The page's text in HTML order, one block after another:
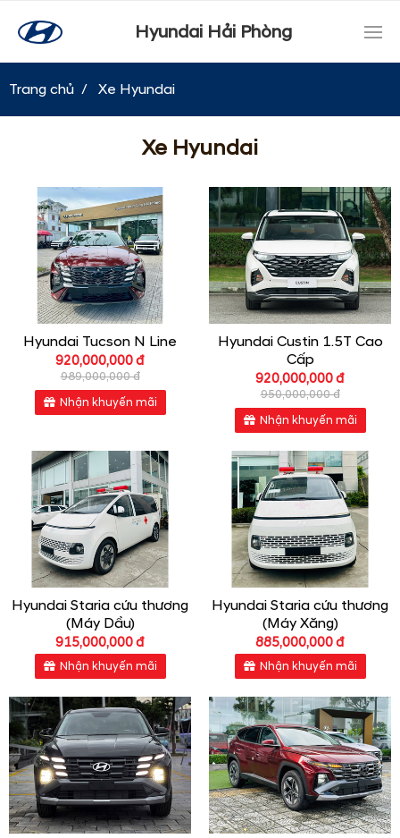
Hyundai Hải Phòng
Trang chủ Xe Hyundai
Xe Hyundai
Hyundai Tucson N Line
920,000,000 đ
989,000,000 đ
Nhận khuyến mãi
Hyundai Custin 1.5T Cao
Cấp
920,000,000 đ
950,000,000 đ
Nhận khuyến mãi
Hyundai Staria cứu thương
(Máy Dầu)
915,000,000 đ
Nhận khuyến mãi
Hyundai Staria cứu thương
(Máy Xăng)
885,000,000 đ
Nhận khuyến mãi